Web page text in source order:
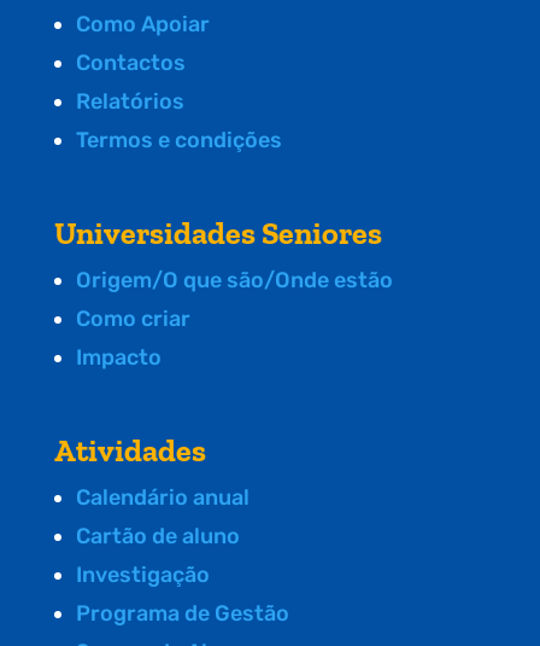
Como Apoiar
Contactos
Relatórios
Termos e condições
Universidades Seniores
Origem/O que são/Onde estão
Como criar
Impacto
Atividades
Calendário anual
Cartão de aluno
Investigação
Programa de Gestão